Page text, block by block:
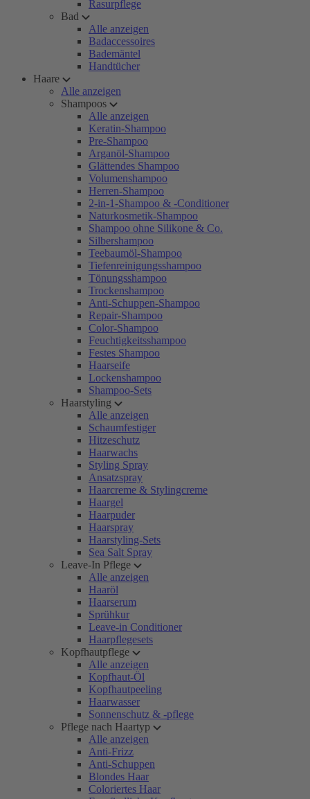
Rasurpflege
Bad
Alle anzeigen
Badaccessoires
Bademäntel
Handtücher
Haare
Alle anzeigen
Shampoos
Alle anzeigen
Keratin-Shampoo
Pre-Shampoo
Arganöl-Shampoo
Glättendes Shampoo
Volumenshampoo
Herren-Shampoo
2-in-1-Shampoo & -Conditioner
Naturkosmetik-Shampoo
Shampoo ohne Silikone & Co.
Silbershampoo
Teebaumöl-Shampoo
Tiefenreinigungsshampoo
Tönungsshampoo
Trockenshampoo
Anti-Schuppen-Shampoo
Repair-Shampoo
Color-Shampoo
Feuchtigkeitsshampoo
Festes Shampoo
Haarseife
Lockenshampoo
Shampoo-Sets
Haarstyling
Alle anzeigen
Schaumfestiger
Hitzeschutz
Haarwachs
Styling Spray
Ansatzspray
Haarcreme & Stylingcreme
Haargel
Haarpuder
Haarspray
Haarstyling-Sets
Sea Salt Spray
Leave-In Pflege
Alle anzeigen
Haaröl
Haarserum
Sprühkur
Leave-in Conditioner
Haarpflegesets
Kopfhautpflege
Alle anzeigen
Kopfhaut-Öl
Kopfhautpeeling
Haarwasser
Sonnenschutz & -pflege
Pflege nach Haartyp
Alle anzeigen
Anti-Frizz
Anti-Schuppen
Blondes Haar
Coloriertes Haar